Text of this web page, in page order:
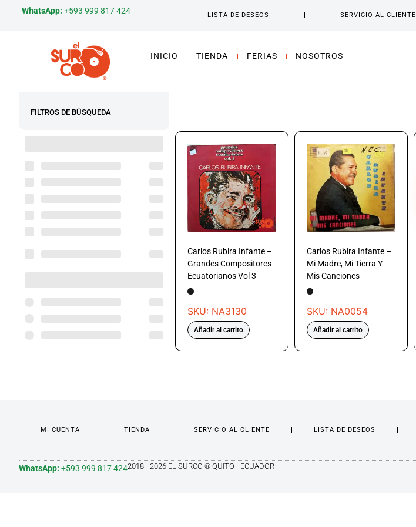
WhatsApp: +593 999 817 424 LISTA DE DESEOS SERVICIO AL CLIENTE
INICIO TIENDA FERIAS NOSOTROS
FILTROS DE BÚSQUEDA
Carlos Rubira Infante –
Grandes Compositores
Ecuatorianos Vol 3
SKU: NA3130
Añadir al carrito
Carlos Rubira Infante –
Mi Madre, Mi Tierra Y
Mis Canciones
SKU: NA0054
Añadir al carrito
MI CUENTA TIENDA SERVICIO AL CLIENTE LISTA DE DESEOS
WhatsApp: +593 999 817 4242018 - 2026 EL SURCO ® QUITO - ECUADOR